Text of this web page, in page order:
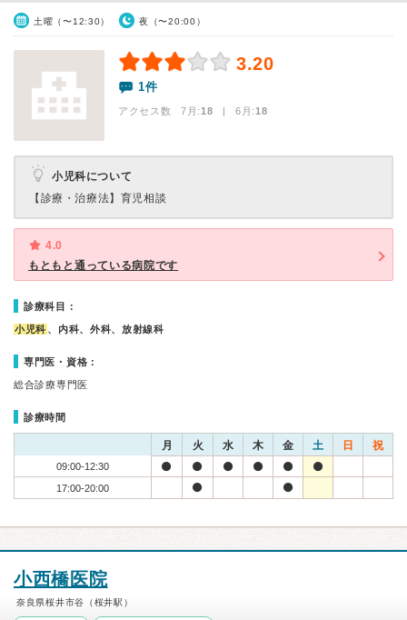
土曜（〜12:30） 夜（〜20:00）
3.20
1件
アクセス数 7月:18 | 6月:18
小児科について
【診療・治療法】 育児相談
4.0
もともと通っている病院です
診療科目：
小児科 、内科、外科、放射線科
専門医・資格：
総合診療専門医
診療時間
月 火 水 木 金 土 日 祝
09:00-12:30
17:00-20:00
小西橋医院
奈良県桜井市谷（桜井駅）